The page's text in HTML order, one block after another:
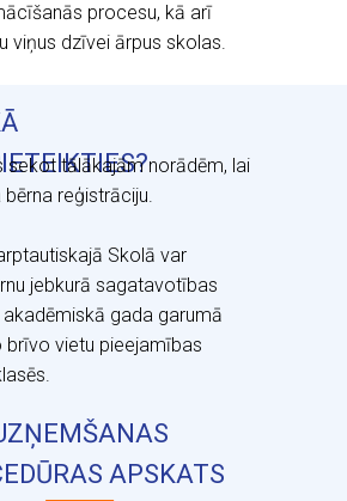
procesu, kā arī
viņus dzīvei ārpus skolas.
sekot tālākajām norādēm, lai
reģistrāciju.
Skolā var
jebkurā sagatavotības
gada garumā
brīvo vietu pieejamības
APSKATS